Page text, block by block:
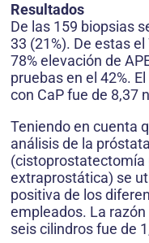
Resultados
De las 159 biopsias
33 (21%). De estas
78% elevación de
pruebas en el 42%.
con CaP fue de 8,37
Teniendo en cuenta
análisis de la
(cistoprostatectomía
extraprostática) se
positiva de los
empleados. La
seis cilindros fue de